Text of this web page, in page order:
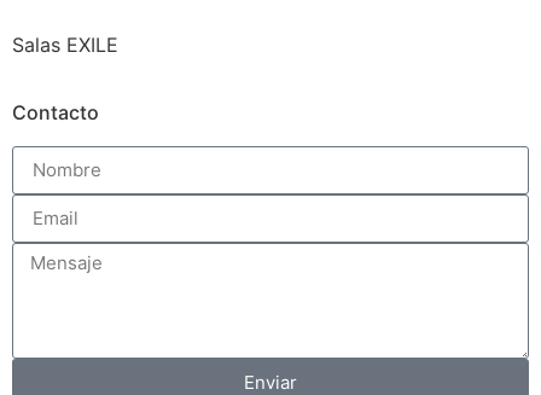
Salas EXILE
Contacto
Enviar